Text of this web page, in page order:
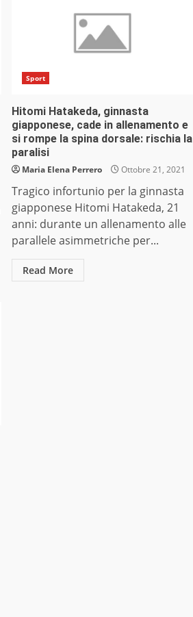
Sport
Hitomi Hatakeda, ginnasta
giapponese, cade in allenamento e
si rompe la spina dorsale: rischia la
paralisi
Maria Elena Perrero Ottobre 21, 2021
Tragico infortunio per la ginnasta
giapponese Hitomi Hatakeda, 21
anni: durante un allenamento alle
parallele asimmetriche per...
Read More